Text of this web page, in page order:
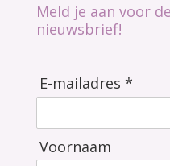
Meld je aan voor
nieuwsbrief!
E-mailadres *
Voornaam